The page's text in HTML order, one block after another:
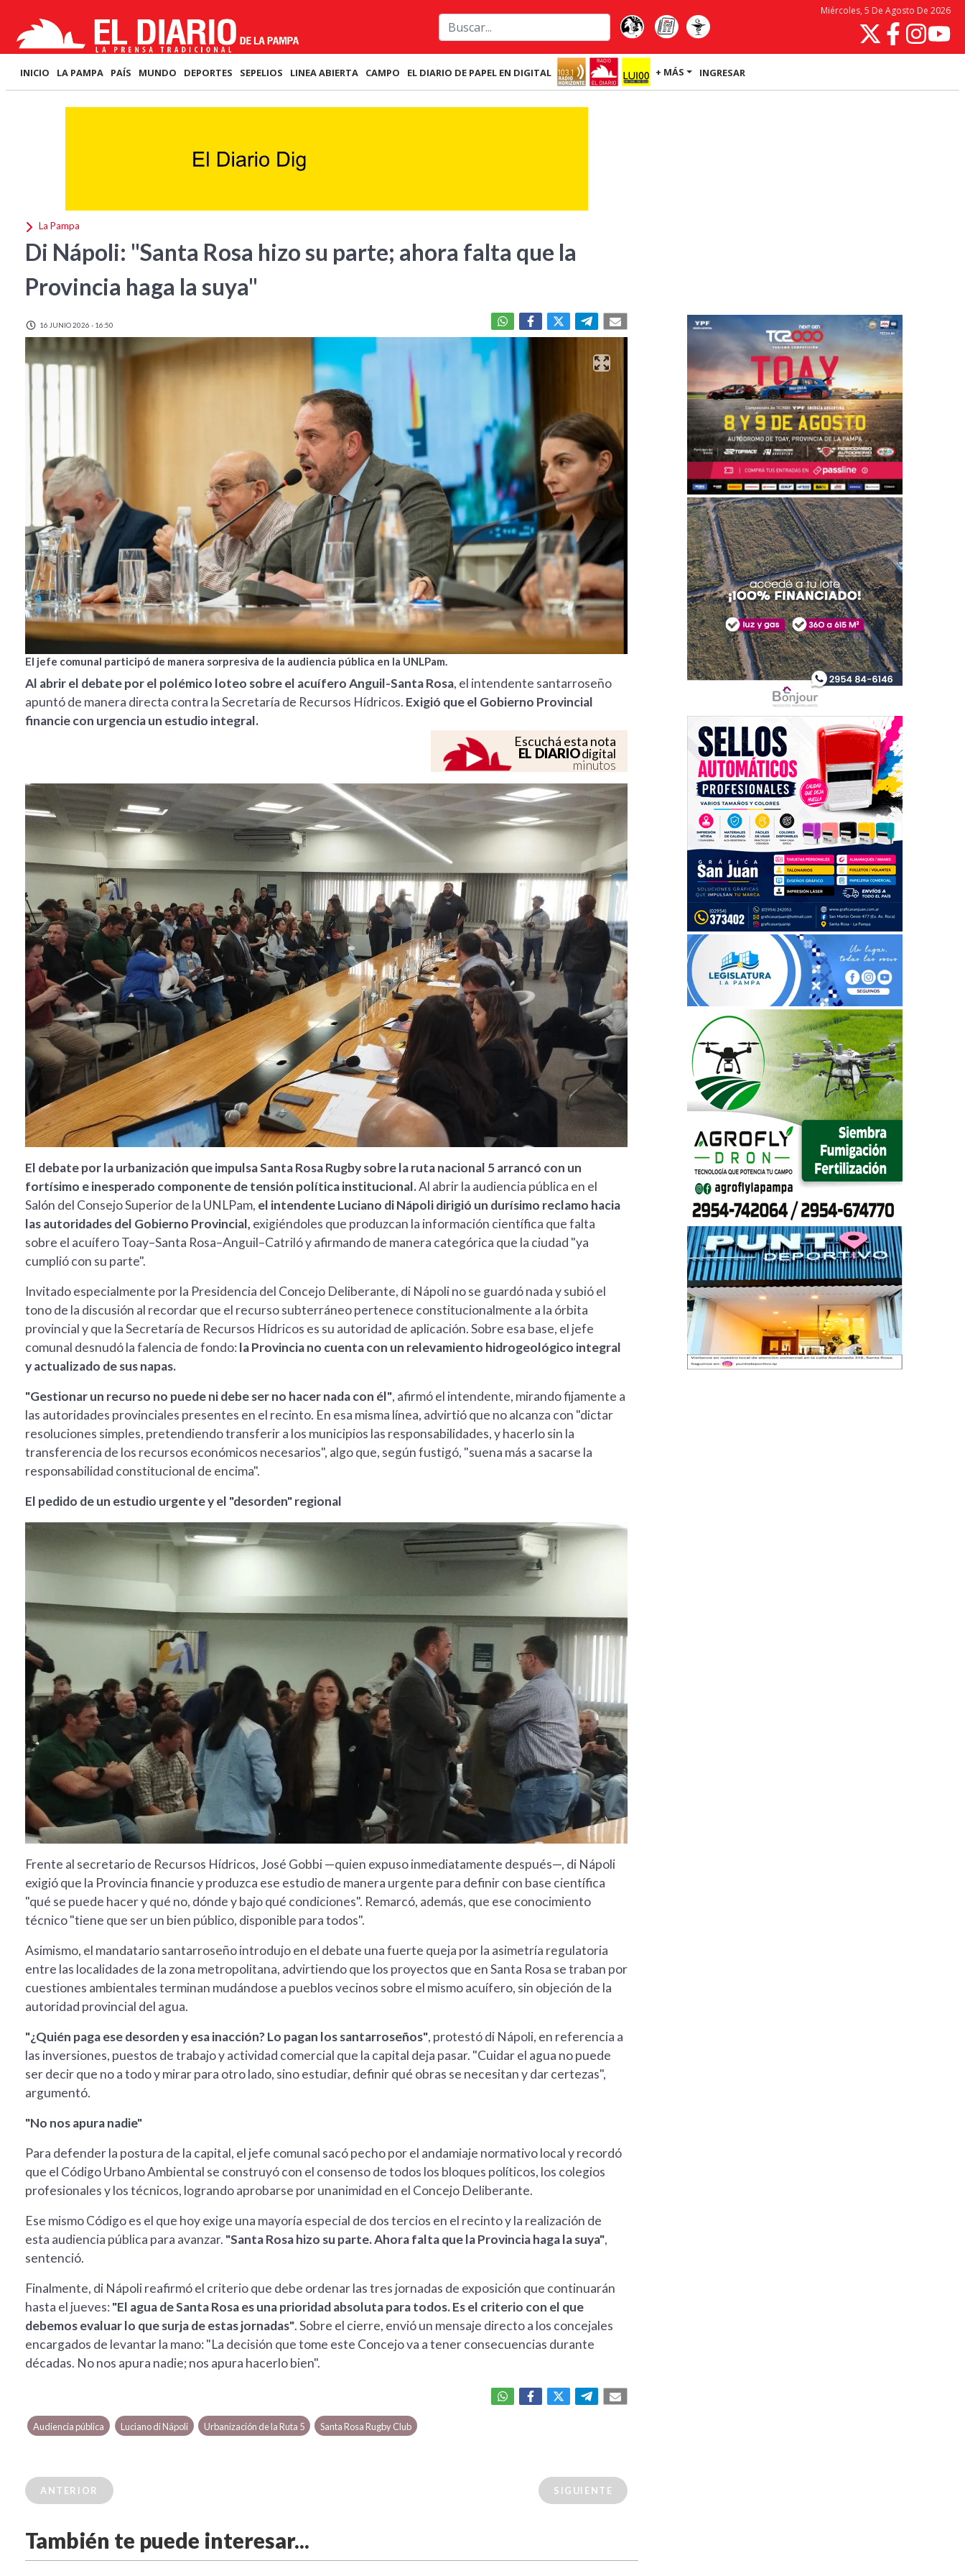
Miércoles, 5 De Agosto De 2026
INICIO LA PAMPA PAÍS MUNDO DEPORTES SEPELIOS LINEA ABIERTA CAMPO EL DIARIO DE PAPEL EN DIGITAL + MÁS INGRESAR
La Pampa
Di Nápoli: "Santa Rosa hizo su parte; ahora falta que la
Provincia haga la suya"
16 JUNIO 2026 - 16:50
El jefe comunal participó de manera sorpresiva de la audiencia pública en la UNLPam.
Al abrir el debate por el polémico loteo sobre el acuífero Anguil-Santa Rosa, el intendente santarroseño
apuntó de manera directa contra la Secretaría de Recursos Hídricos. Exigió que el Gobierno Provincial
financie con urgencia un estudio integral.
Escuchá esta nota
EL DIARIOdigital
minutos
El debate por la urbanización que impulsa Santa Rosa Rugby sobre la ruta nacional 5 arrancó con un
fortísimo e inesperado componente de tensión política institucional.Al abrir la audiencia pública en el
Salón del Consejo Superior de la UNLPam, el intendente Luciano di Nápoli dirigió un durísimo reclamo hacia
las autoridades del Gobierno Provincial, exigiéndoles que produzcan la información científica que falta
sobre el acuífero Toay–Santa Rosa–Anguil–Catriló y afirmando de manera categórica que la ciudad "ya
cumplió con su parte".
Invitado especialmente por la Presidencia del Concejo Deliberante, di Nápoli no se guardó nada y subió el
tono de la discusión al recordar que el recurso subterráneo pertenece constitucionalmente a la órbita
provincial y que la Secretaría de Recursos Hídricos es su autoridad de aplicación. Sobre esa base, el jefe
comunal desnudó la falencia de fondo:la Provincia no cuenta con un relevamiento hidrogeológico integral
y actualizado de sus napas.
"Gestionar un recurso no puede ni debe ser no hacer nada con él", afirmó el intendente, mirando fijamente a
las autoridades provinciales presentes en el recinto. En esa misma línea, advirtió que no alcanza con "dictar
resoluciones simples, pretendiendo transferir a los municipios las responsabilidades, y hacerlo sin la
transferencia de los recursos económicos necesarios", algo que, según fustigó, "suena más a sacarse la
responsabilidad constitucional de encima".
El pedido de un estudio urgente y el "desorden" regional
Frente al secretario de Recursos Hídricos, José Gobbi —quien expuso inmediatamente después—, di Nápoli
exigió que la Provincia financie y produzca ese estudio de manera urgente para definir con base científica
"qué se puede hacer y qué no, dónde y bajo qué condiciones". Remarcó, además, que ese conocimiento
técnico "tiene que ser un bien público, disponible para todos".
Asimismo, el mandatario santarroseño introdujo en el debate una fuerte queja por la asimetría regulatoria
entre las localidades de la zona metropolitana, advirtiendo que los proyectos que en Santa Rosa se traban por
cuestiones ambientales terminan mudándose a pueblos vecinos sobre el mismo acuífero, sin objeción de la
autoridad provincial del agua.
"¿Quién paga ese desorden y esa inacción? Lo pagan los santarroseños", protestó di Nápoli, en referencia a
las inversiones, puestos de trabajo y actividad comercial que la capital deja pasar. "Cuidar el agua no puede
ser decir que no a todo y mirar para otro lado, sino estudiar, definir qué obras se necesitan y dar certezas",
argumentó.
"No nos apura nadie"
Para defender la postura de la capital, el jefe comunal sacó pecho por el andamiaje normativo local y recordó
que el Código Urbano Ambiental se construyó con el consenso de todos los bloques políticos, los colegios
profesionales y los técnicos, logrando aprobarse por unanimidad en el Concejo Deliberante.
Ese mismo Código es el que hoy exige una mayoría especial de dos tercios en el recinto y la realización de
esta audiencia pública para avanzar. "Santa Rosa hizo su parte. Ahora falta que la Provincia haga la suya",
sentenció.
Finalmente, di Nápoli reafirmó el criterio que debe ordenar las tres jornadas de exposición que continuarán
hasta el jueves:"El agua de Santa Rosa es una prioridad absoluta para todos. Es el criterio con el que
debemos evaluar lo que surja de estas jornadas". Sobre el cierre, envió un mensaje directo a los concejales
encargados de levantar la mano: "La decisión que tome este Concejo va a tener consecuencias durante
décadas. No nos apura nadie; nos apura hacerlo bien".
Audiencia pública Luciano di Nápoli Urbanización de la Ruta 5 Santa Rosa Rugby Club
ANTERIOR SIGUIENTE
También te puede interesar...